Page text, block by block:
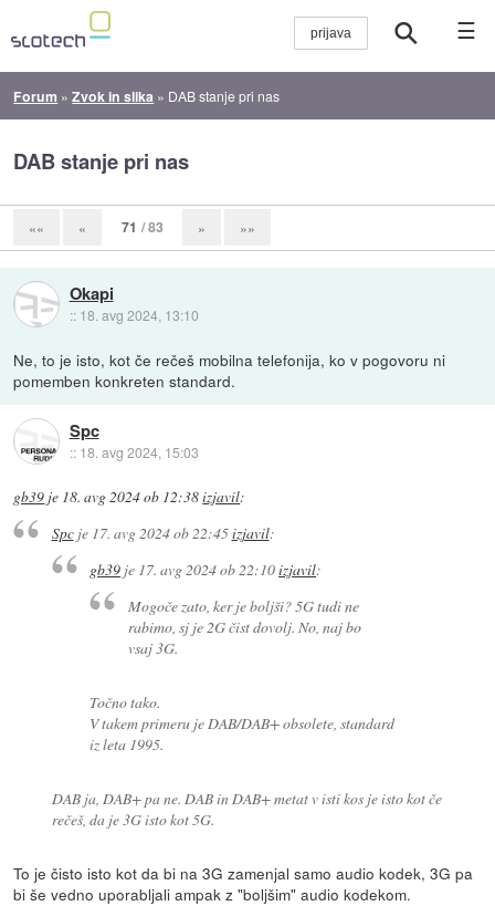
☰
Forum »Zvok in slika » DAB stanje pri nas
DAB stanje pri nas
«« « 71 / 83 » »»
Okapi
:: 18. avg 2024, 13:10
Ne, to je isto, kot če rečeš mobilna telefonija, ko v pogovoru ni
pomemben konkreten standard.
Spc
:: 18. avg 2024, 15:03
gb39 je 18. avg 2024 ob 12:38izjavil:
Spcje 17. avg 2024 ob 22:45izjavil:
gb39 je 17. avg 2024 ob 22:10izjavil:
Mogoče zato, ker je boljši? 5G tudi ne
rabimo, sj je 2G čist dovolj. No, naj bo
vsaj 3G.
Točno tako.
V takem primeru je DAB/DAB+ obsolete, standard
iz leta 1995.
DAB ja, DAB+ pa ne. DAB in DAB+ metat v isti kos je isto kot če
rečeš, da je 3G isto kot 5G.
To je čisto isto kot da bi na 3G zamenjal samo audio kodek, 3G pa
bi še vedno uporabljali ampak z "boljšim" audio kodekom.